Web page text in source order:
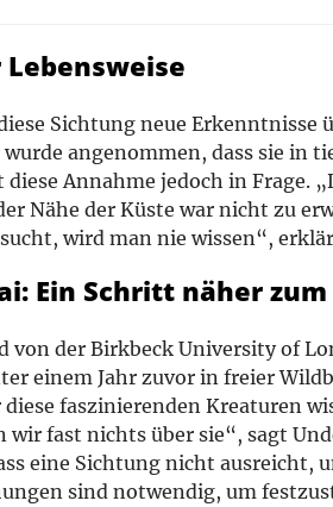
Sichtung neue Erkenntnisse
angenommen, dass sie in
Annahme jedoch in Frage.
Nähe der Küste war nicht zu
wird man nie wissen“,
Ein Schritt näher
von der Birkbeck University of
einem Jahr zuvor in freier
faszinierenden Kreaturen
wir fast nichts über sie“, sagt
eine Sichtung nicht ausreicht,
sind notwendig, um